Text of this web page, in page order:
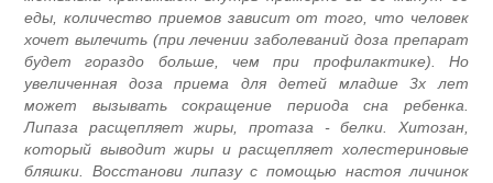
еды, количество приемов зависит от того, что человек
хочет вылечить (при лечении заболеваний доза препарат
будет гораздо больше, чем при профилактике). Но
увеличенная доза приема для детей младше 3х лет
может вызывать сокращение периода сна ребенка.
Липаза расщепляет жиры, протаза - белки. Хитозан,
который выводит жиры и расщепляет холестериновые
бляшки. Восстанови липазу с помощью настоя личинок